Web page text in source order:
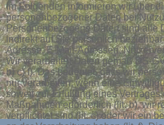
Im Folgenden informieren wir über
personenbezogener Daten bei
Personenbezogene Daten sind alle
indirekt auf Sie persönlich
Adresse, E-Mail-Adressen,
Wir verarbeiten Daten gemäß DS-
b) c) f). Das bedeutet, dass wir
nur verarbeiten, wenn eine
soweit zur Erfüllung eines Vertrages
Maßnahmen erforderlich (lit. b), wir
verpflichtet sind (lit. c) oder wir ein